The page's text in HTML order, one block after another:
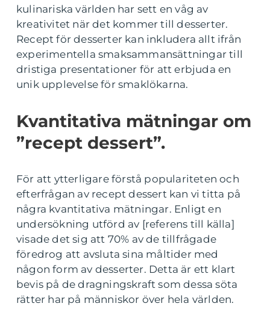
kulinariska världen har sett en våg av
kreativitet när det kommer till desserter.
Recept för desserter kan inkludera allt ifrån
experimentella smaksammansättningar till
dristiga presentationer för att erbjuda en
unik upplevelse för smaklökarna.
Kvantitativa mätningar om
”recept dessert”.
För att ytterligare förstå populariteten och
efterfrågan av recept dessert kan vi titta på
några kvantitativa mätningar. Enligt en
undersökning utförd av [referens till källa]
visade det sig att 70% av de tillfrågade
föredrog att avsluta sina måltider med
någon form av desserter. Detta är ett klart
bevis på de dragningskraft som dessa söta
rätter har på människor över hela världen.